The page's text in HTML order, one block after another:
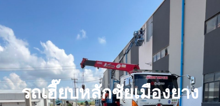
รถเฮี๊ยบหลักชัยเมืองยาง